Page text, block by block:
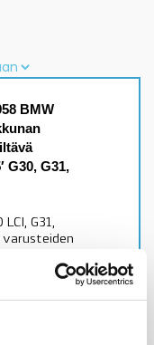
BMW
G30, G31,
LCI, G31,
varusteiden
BMW osa